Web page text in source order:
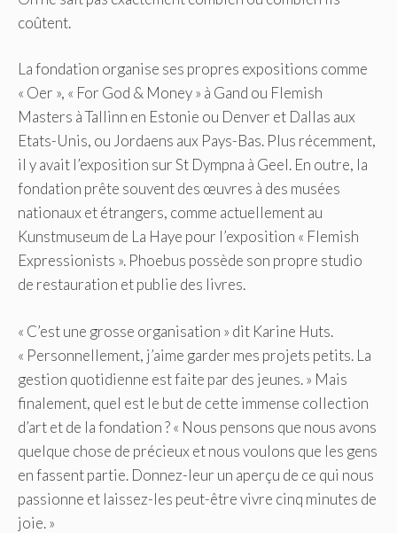
coûtent.
La fondation organise ses propres expositions comme
« Oer », « For God & Money » à Gand ou Flemish
Masters à Tallinn en Estonie ou Denver et Dallas aux
Etats-Unis, ou Jordaens aux Pays-Bas. Plus récemment,
il y avait l’exposition sur St Dympna à Geel. En outre, la
fondation prête souvent des œuvres à des musées
nationaux et étrangers, comme actuellement au
Kunstmuseum de La Haye pour l’exposition « Flemish
Expressionists ». Phoebus possède son propre studio
de restauration et publie des livres.
« C’est une grosse organisation » dit Karine Huts.
« Personnellement, j’aime garder mes projets petits. La
gestion quotidienne est faite par des jeunes. » Mais
finalement, quel est le but de cette immense collection
d’art et de la fondation ? « Nous pensons que nous avons
quelque chose de précieux et nous voulons que les gens
en fassent partie. Donnez-leur un aperçu de ce qui nous
passionne et laissez-les peut-être vivre cinq minutes de
joie. »